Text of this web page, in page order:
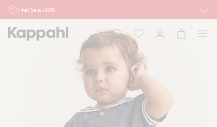
Final Sale -30%
działu outlet do 10.8 w sklepach Kappahl i Newbie oraz na kappahl.com. Ofert
nie łączymy
Mężczyzna Dziecko